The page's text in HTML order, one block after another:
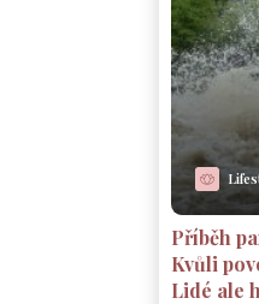
Příběh
Kvůli
Lidé ale